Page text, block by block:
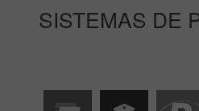
SISTEMAS DE